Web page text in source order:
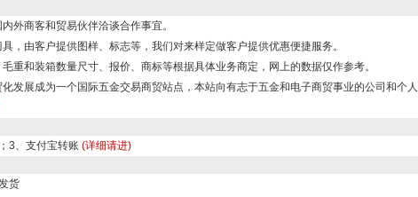
外商客和贸易伙伴洽谈合作事宜。
，由客户提供图样、标志等，我们对来样定做客户提供优惠便捷服务。
重和装箱数量尺寸、报价、商标等根据具体业务商定，网上的数据仅作参考。
发展成为一个国际五金交易商贸站点，本站向有志于五金和电子商贸事业的公司和个
3、支付宝转账 (详细请进)
货